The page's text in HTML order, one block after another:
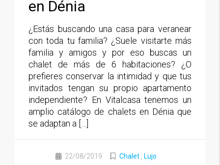
en Dénia
¿Estás buscando una casa para veranear
con toda tu familia? ¿Suele visitarte más
familia y amigos y por eso buscas un
chalet de más de 6 habitaciones? ¿O
prefieres conservar la intimidad y que tus
invitados tengan su propio apartamento
independiente? En Vitalcasa tenemos un
amplio catálogo de chalets en Dénia que
se adaptan a […]
22/08/2019 Chalet , Lujo